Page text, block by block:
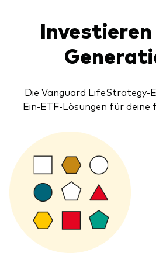
Die Vanguard LifeStrategy-
Ein-ETF-Lösungen für deine